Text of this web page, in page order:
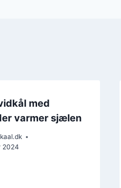
med
varmer sjælen
2024